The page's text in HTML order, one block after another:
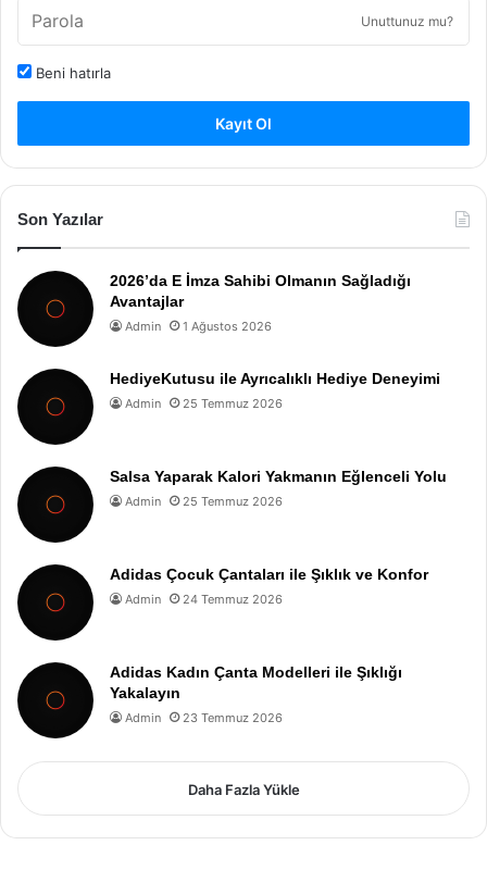
Unuttunuz mu?
Beni hatırla
Kayıt Ol
Son Yazılar
2026’da E İmza Sahibi Olmanın Sağladığı
Avantajlar
Admin 1 Ağustos 2026
HediyeKutusu ile Ayrıcalıklı Hediye Deneyimi
Admin 25 Temmuz 2026
Salsa Yaparak Kalori Yakmanın Eğlenceli Yolu
Admin 25 Temmuz 2026
Adidas Çocuk Çantaları ile Şıklık ve Konfor
Admin 24 Temmuz 2026
Adidas Kadın Çanta Modelleri ile Şıklığı
Yakalayın
Admin 23 Temmuz 2026
Daha Fazla Yükle